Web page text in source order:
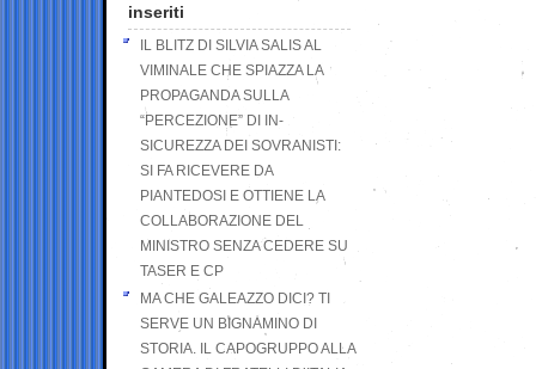
inseriti
IL BLITZ DI SILVIA SALIS AL
VIMINALE CHE SPIAZZA LA
PROPAGANDA SULLA
“PERCEZIONE” DI IN-
SICUREZZA DEI SOVRANISTI:
SI FA RICEVERE DA
PIANTEDOSI E OTTIENE LA
COLLABORAZIONE DEL
MINISTRO SENZA CEDERE SU
TASER E CP
MA CHE GALEAZZO DICI? TI
SERVE UN BIGNAMINO DI
STORIA. IL CAPOGRUPPO ALLA